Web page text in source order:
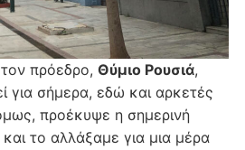
πρόεδρο, Θύμιο Ρουσιά,
για σήμερα, εδώ και αρκετές
προέκυψε η σημερινή
το αλλάξαμε για μια μέρα